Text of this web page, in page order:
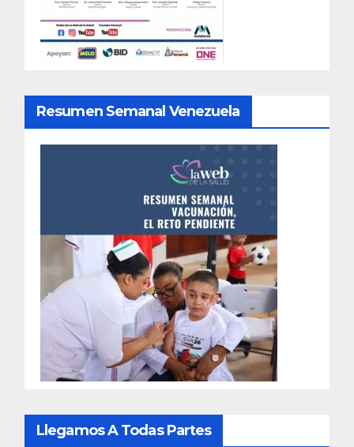
Resumen Semanal Venezuela
Llegamos A Todas Partes